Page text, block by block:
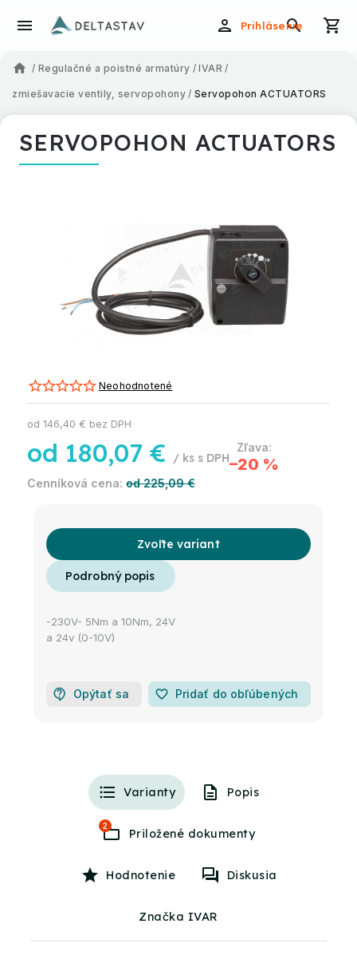
Prihlásenie
/ Regulačné a poistné armatúry / IVAR /
zmiešavacie ventily, servopohony / Servopohon ACTUATORS
SERVOPOHON ACTUATORS
Neohodnotené
od 225,09 €
–20 %
od 180,07 € / ks
od 146,40 € bez DPH
Zvoľte variant
-230V- 5Nm a 10Nm, 24V
a 24v (0-10V)
Opýtať sa favorite_border Pridať do obľúbených
Varianty Popis
2
Hodnotenie Diskusia
Značka IVAR